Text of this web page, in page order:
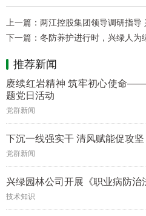
上一篇： 两江控股集团领导调研指导
下一篇： 冬防养护进行时，兴绿人为
推荐新闻
赓续红岩精神 筑牢初心使命
题党日活动
党群新闻
下沉一线强实干 清风赋能促攻坚
党群新闻
兴绿园林公司开展《职业病防治
技术知识